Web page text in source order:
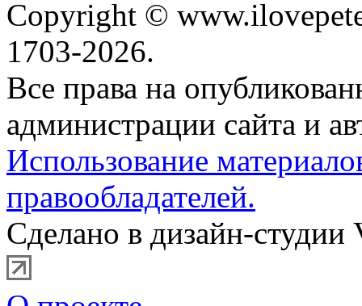
Copyright ©
1703-2026.
Все права на
администрации сайта и
Использование
правообладателей.
Сделано в дизайн-студии